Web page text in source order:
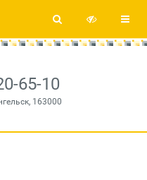
65-10
163000